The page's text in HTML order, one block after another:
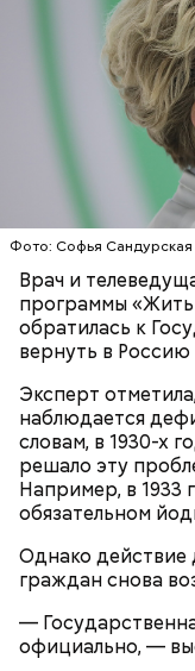
Фото: Софья
Врач и
программы «Жить
обратилась к
вернуть в
Эксперт
наблюдается
словам, в 1930-х
решало эту
Например, в 1933
обязательном
Однако действие
граждан снова
—
официально, —
Оливковое
Яблочный
Тархун — 1
Чеснок — 2
Сахар — 1 ст.
Нужно
перцы на
лук нарезать
Кабачок и
приправить
Способ
Сливочное
растопить и
добавить
ингредиенты
побелеет.
Далее по
массу яйца,
тесто вновь
Если
должен
сгусток цвета
Затем в тесто
апельсина и,
цитрусовый
В отдельной
следует
масляной
После
этих
Тесто сразу
расстойка,